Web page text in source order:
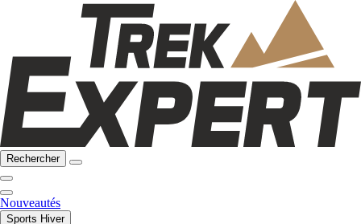
Rechercher
Nouveautés
Sports Hiver